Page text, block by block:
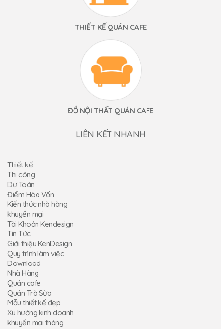
THIẾT KẾ QUÁN CAFE
ĐỒ NỘI THẤT QUÁN CAFE
LIÊN KẾT NHANH
Thiết kế
Thi công
Dự Toán
Điểm Hòa Vốn
Kiến thức nhà hàng
khuyến mại
Tài Khoản Kendesign
Tin Tức
Giới thiệu KenDesign
Quy trình làm việc
Download
Nhà Hàng
Quán cafe
Quán Trà Sữa
Mẫu thiết kế đẹp
Xu hướng kinh doanh
khuyến mại tháng